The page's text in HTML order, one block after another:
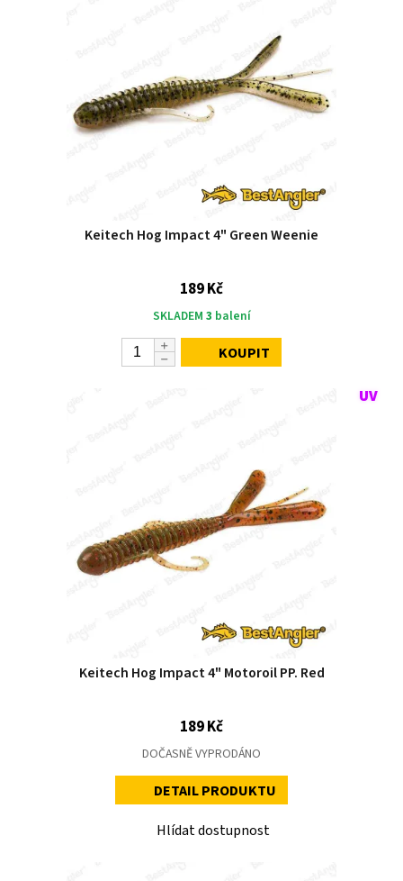
Keitech Hog Impact 4" Green Weenie
189 Kč
SKLADEM 3 balení
KOUPIT
Keitech Hog Impact 4" Motoroil PP. Red
189 Kč
DOČASNĚ VYPRODÁNO
DETAIL PRODUKTU
Hlídat dostupnost